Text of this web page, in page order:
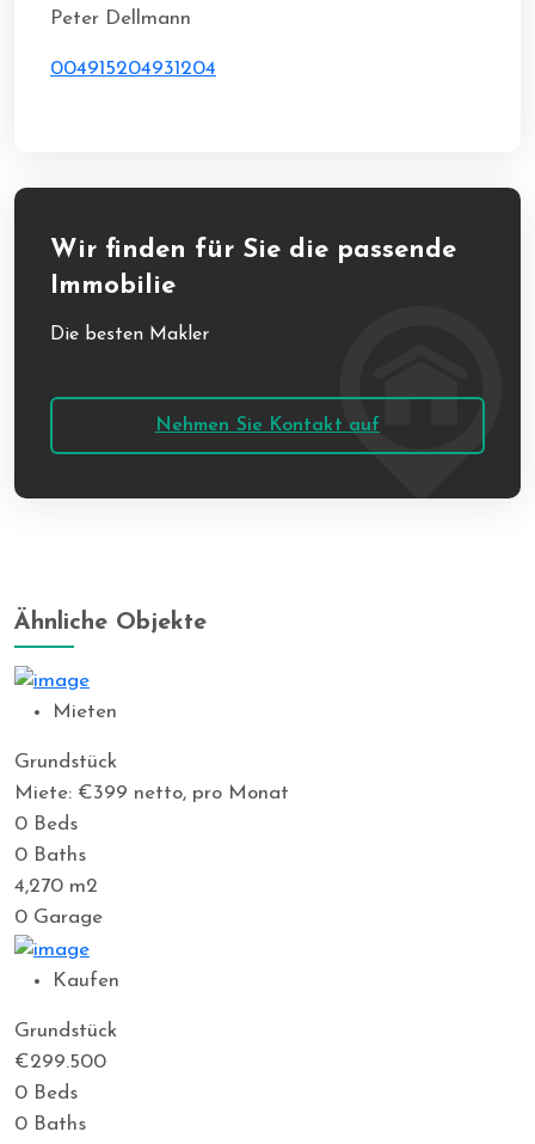
Peter Dellmann
004915204931204
Wir finden für Sie die passende
Immobilie
Die besten Makler
Nehmen Sie Kontakt auf
Ähnliche Objekte
Mieten
Grundstück
Miete: €399 netto, pro Monat
0 Beds
0 Baths
4,270 m2
0 Garage
Kaufen
Grundstück
€299.500
0 Beds
0 Baths